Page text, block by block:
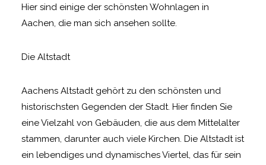
Hier sind einige der schönsten Wohnlagen in
Aachen, die man sich ansehen sollte.
Die Altstadt
Aachens Altstadt gehört zu den schönsten und
historischsten Gegenden der Stadt. Hier finden Sie
eine Vielzahl von Gebäuden, die aus dem Mittelalter
stammen, darunter auch viele Kirchen. Die Altstadt ist
ein lebendiges und dynamisches Viertel, das für sein